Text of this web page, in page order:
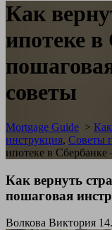
Как
ипотеке в
советы
Mortgage Guide >
инструкция, Советы
ипотеке в
Как вернуть
пошаговая
Волкова Виктория